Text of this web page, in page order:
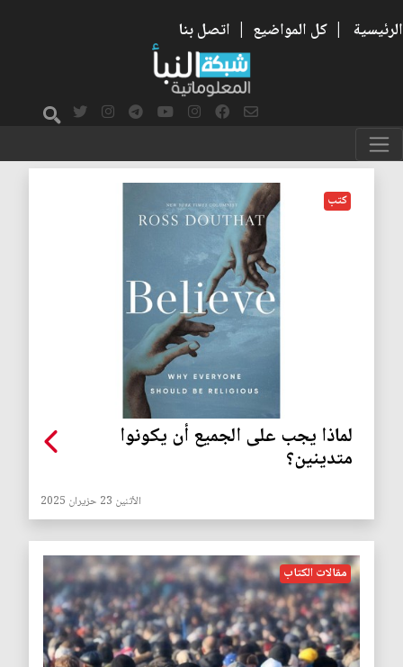
الرئيسية | كل المواضيع | اتصل بنا
العلمانية
كتب
لماذا يجب على الجميع أن يكونوا
متدينين؟
الأثنين 23 حزيران 2025
مقالات الكتاب